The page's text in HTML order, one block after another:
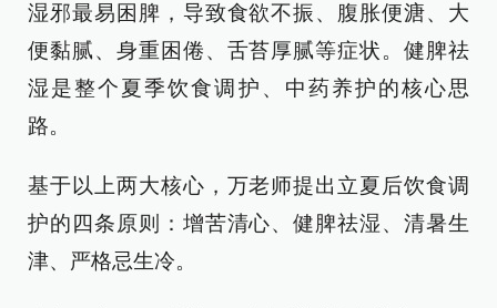
湿邪最易困脾，导致食欲不振、腹胀便溏、大
便黏腻、身重困倦、舌苔厚腻等症状。健脾祛
湿是整个夏季饮食调护、中药养护的核心思
路。
基于以上两大核心，万老师提出立夏后饮食调
护的四条原则：增苦清心、健脾祛湿、清暑生
津、严格忌生冷。